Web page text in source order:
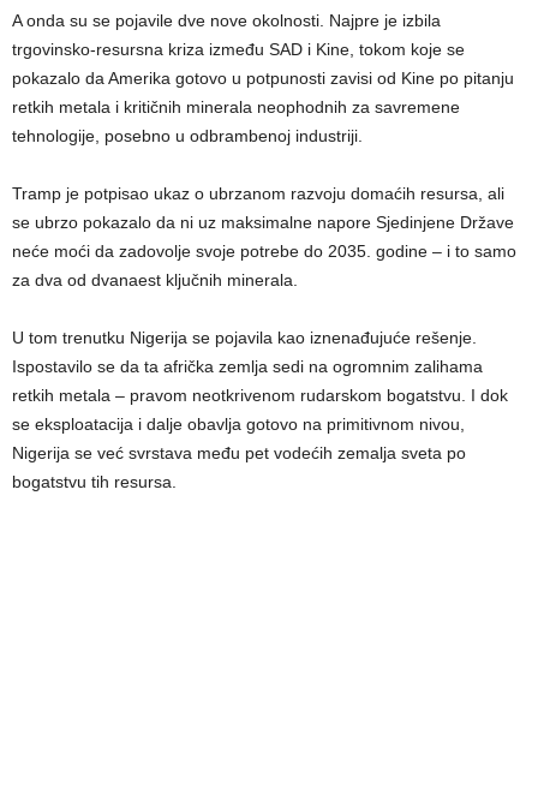
A onda su se pojavile dve nove okolnosti. Najpre je izbila
trgovinsko-resursna kriza između SAD i Kine, tokom koje se
pokazalo da Amerika gotovo u potpunosti zavisi od Kine po pitanju
retkih metala i kritičnih minerala neophodnih za savremene
tehnologije, posebno u odbrambenoj industriji.
Tramp je potpisao ukaz o ubrzanom razvoju domaćih resursa, ali
se ubrzo pokazalo da ni uz maksimalne napore Sjedinjene Države
neće moći da zadovolje svoje potrebe do 2035. godine – i to samo
za dva od dvanaest ključnih minerala.
U tom trenutku Nigerija se pojavila kao iznenađujuće rešenje.
Ispostavilo se da ta afrička zemlja sedi na ogromnim zalihama
retkih metala – pravom neotkrivenom rudarskom bogatstvu. I dok
se eksploatacija i dalje obavlja gotovo na primitivnom nivou,
Nigerija se već svrstava među pet vodećih zemalja sveta po
bogatstvu tih resursa.